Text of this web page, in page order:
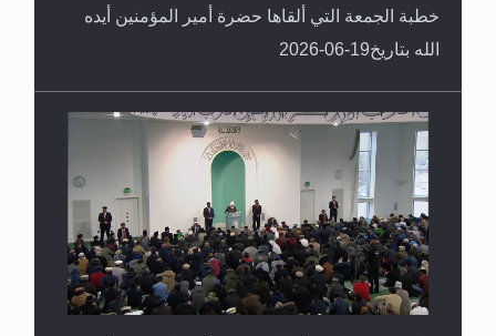
خطبة الجمعة التي ألقاها حضرة أمير المؤمنين أيده
الله بتاريخ19-06-2026